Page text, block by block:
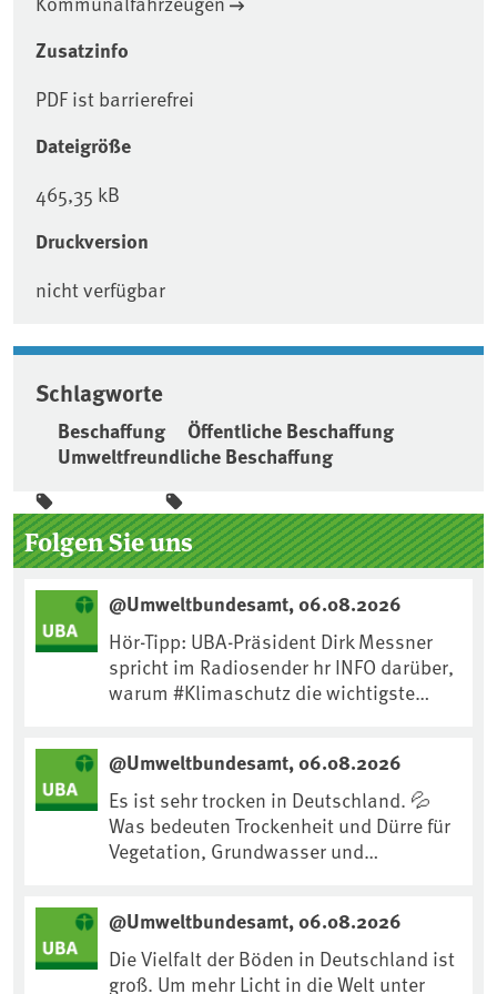
Zusatzinfo
PDF ist barrierefrei
Dateigröße
465,35 kB
Druckversion
nicht verfügbar
Schlagworte
Beschaffung
Öffentliche Beschaffung
Umweltfreundliche Beschaffung
Seitenleiste
Folgen Sie uns
@Umweltbundesamt, 06.08.2026
Hör-Tipp: UBA-Präsident Dirk Messner
spricht im Radiosender hr INFO darüber,
warum #Klimaschutz die wichtigste
https://www.ardsounds.de/episode/urn
:ard:episode:0e7cf1c4b819c26d/
@Umweltbundesamt, 06.08.2026
Es ist sehr trocken in Deutschland. 💦
Was bedeuten Trockenheit und Dürre für
Vegetation, Grundwasser und
anpassen?🤔Antworten auf diese und
weitere Fragen auf unserer Webseite:
www.uba.de/trockenheit #Trockenheit
@Umweltbundesamt, 06.08.2026
Die Vielfalt der Böden in Deutschland ist
groß. Um mehr Licht in die Welt unter